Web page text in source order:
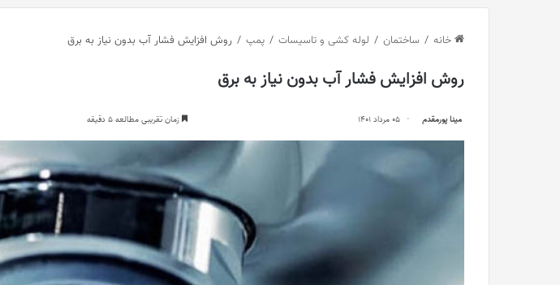
خانه / ساختمان / لوله کشی و تاسیسات / پمپ / روش افزایش فشار آب بدون نیاز به برق
روش افزایش فشار آب بدون نیاز به برق
مینا پورمقدم 05 مرداد 1401 زمان تقریبی مطالعه 5 دقیقه